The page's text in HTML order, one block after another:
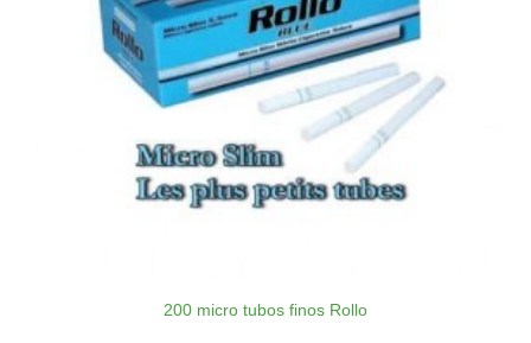
200 micro tubos finos Rollo